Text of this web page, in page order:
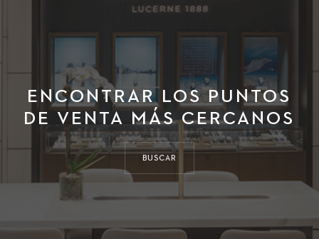
ENCONTRAR LOS PUNTOS
DE VENTA MÁS CERCANOS
BUSCAR